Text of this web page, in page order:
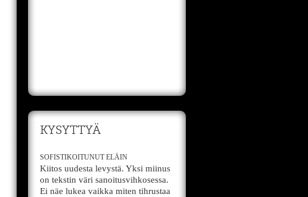
KYSYTTYÄ
SOFISTIKOITUNUT ELÄIN
Kiitos uudesta levystä. Yksi miinus
on tekstin väri sanoitusvihkosessa.
Ei näe lukea vaikka miten tihrustaa